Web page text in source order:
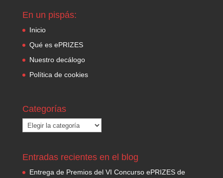
En un pispás:
Inicio
Qué es ePRIZES
Nuestro decálogo
Política de cookies
Categorías
Categorías
Entradas recientes en el blog
Entrega de Premios del VI Concurso ePRIZES de